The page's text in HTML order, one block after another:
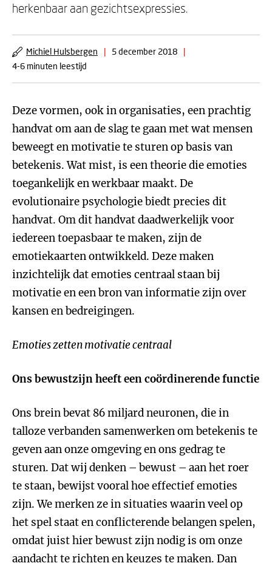
herkenbaar aan gezichtsexpressies.
Michiel Hulsbergen | 5 december 2018
|
4-6 minuten leestijd
Deze vormen, ook in organisaties, een prachtig
handvat om aan de slag te gaan met wat mensen
beweegt en motivatie te sturen op basis van
betekenis. Wat mist, is een theorie die emoties
toegankelijk en werkbaar maakt. De
evolutionaire psychologie biedt precies dit
handvat. Om dit handvat daadwerkelijk voor
iedereen toepasbaar te maken, zijn de
emotiekaarten ontwikkeld. Deze maken
inzichtelijk dat emoties centraal staan bij
motivatie en een bron van informatie zijn over
kansen en bedreigingen.
Emoties zetten motivatie centraal
Ons bewustzijn heeft een coördinerende functie
Ons brein bevat 86 miljard neuronen, die in
talloze verbanden samenwerken om betekenis te
geven aan onze omgeving en ons gedrag te
sturen. Dat wij denken – bewust – aan het roer
te staan, bewijst vooral hoe effectief emoties
zijn. We merken ze in situaties waarin veel op
het spel staat en conflicterende belangen spelen,
omdat juist hier bewust zijn nodig is om onze
aandacht te richten en keuzes te maken. Dan